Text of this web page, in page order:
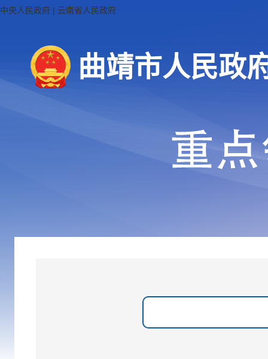
中央人民政府 | 云南省人民政府
曲靖市人民政